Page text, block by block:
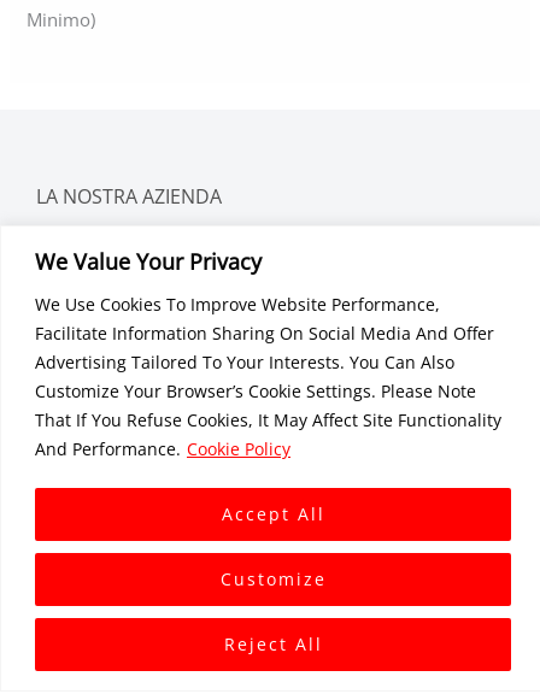
We Value Your Privacy
We Use Cookies To Improve Website Performance,
Facilitate Information Sharing On Social Media And Offer
Advertising Tailored To Your Interests. You Can Also
Customize Your Browser’s Cookie Settings. Please Note
That If You Refuse Cookies, It May Affect Site Functionality
And Performance. Cookie Policy
Customize
Reject All
Accept All
Minimo)
LA NOSTRA AZIENDA
Profili Di Fabbrica
Garanzia Di Qualità
Carriera
CATEGORIE
Tessuto Traspirante Impermeabile
Tessuti Impermeabili
Tessuto Di Nylon
Tessuti Elastici